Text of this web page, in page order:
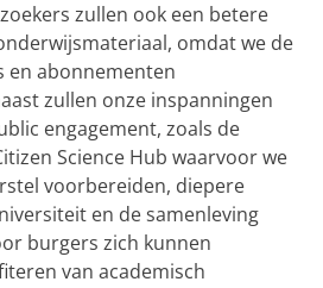
zullen ook een betere
omdat we de
en abonnementen
zullen onze inspanningen
engagement, zoals de
Science Hub waarvoor we
voorbereiden, diepere
en de samenleving
burgers zich kunnen
van academisch